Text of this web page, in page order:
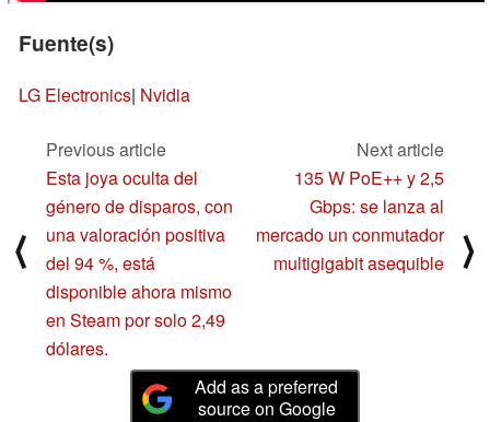
Fuente(s)
LG Electronics| Nvidia
⟨
Previous article
Esta joya oculta del
género de disparos, con
una valoración positiva
del 94 %, está
disponible ahora mismo
en Steam por solo 2,49
dólares.
Next article
135 W PoE++ y 2,5
Gbps: se lanza al
mercado un conmutador
multigigabit asequible
⟩
Add as a preferred
source on Google